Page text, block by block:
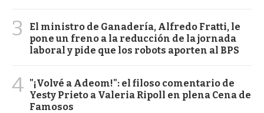
3
El ministro de Ganadería, Alfredo Fratti, le
pone un freno a la reducción de la jornada
laboral y pide que los robots aporten al BPS
4 "¡Volvé a Adeom!": el filoso comentario de
Yesty Prieto a Valeria Ripoll en plena Cena de
Famosos